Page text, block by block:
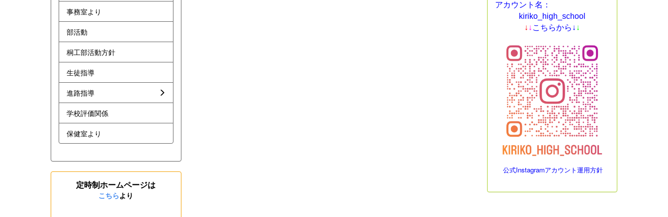
事務室より
部活動
桐工部活動方針
生徒指導
進路指導
学校評価関係
保健室より
定時制ホームページは
こちらより
アカウント名：
kiriko_high_school
↓ ↓ こちらから↓ ↓
公式Instagramアカウント運用方針